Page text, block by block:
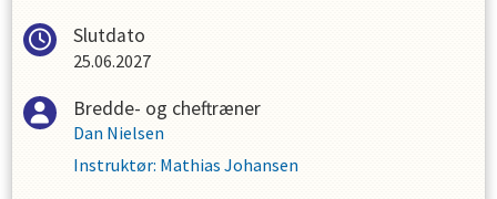
Slutdato
25.06.2027
Bredde- og cheftræner
Dan Nielsen
Instruktør: Mathias Johansen